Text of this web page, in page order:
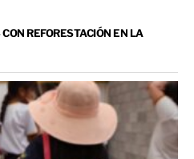
REFORESTACIÓN EN LA